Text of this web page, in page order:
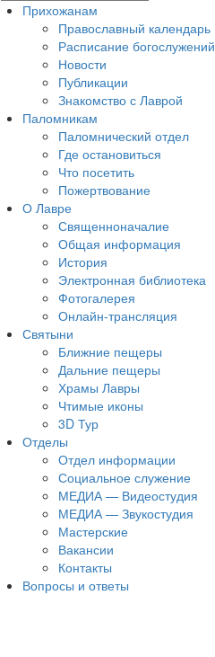
Прихожанам
Православный календарь
Расписание богослужений
Новости
Публикации
Знакомство с Лаврой
Паломникам
Паломнический отдел
Где остановиться
Что посетить
Пожертвование
О Лавре
Священноначалие
Общая информация
История
Электронная библиотека
Фотогалерея
Онлайн-трансляция
Святыни
Ближние пещеры
Дальние пещеры
Храмы Лавры
Чтимые иконы
3D Тур
Отделы
Отдел информации
Социальное служение
МЕДИА — Видеостудия
МЕДИА — Звукостудия
Мастерские
Вакансии
Контакты
Вопросы и ответы